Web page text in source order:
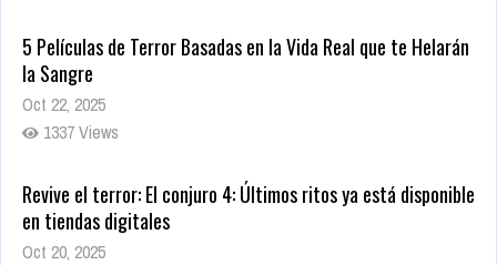
5 Películas de Terror Basadas en la Vida Real que te Helarán
la Sangre
Oct 22, 2025
1337 Views
Revive el terror: El conjuro 4: Últimos ritos ya está disponible
en tiendas digitales
Oct 20, 2025